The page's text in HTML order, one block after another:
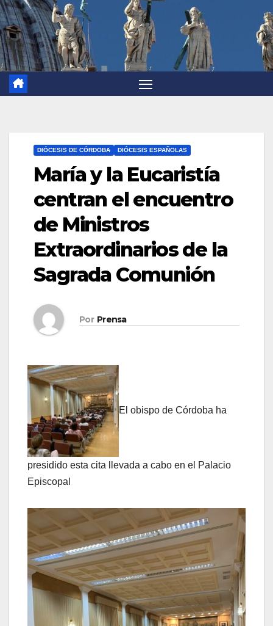
DIÓCESIS DE CÓRDOBA DIÓCESIS ESPAÑOLAS
María y la Eucaristía
centran el encuentro
de Ministros
Extraordinarios de la
Sagrada Comunión
Por Prensa
El obispo de Córdoba ha
presidido esta cita llevada a cabo en el Palacio
Episcopal